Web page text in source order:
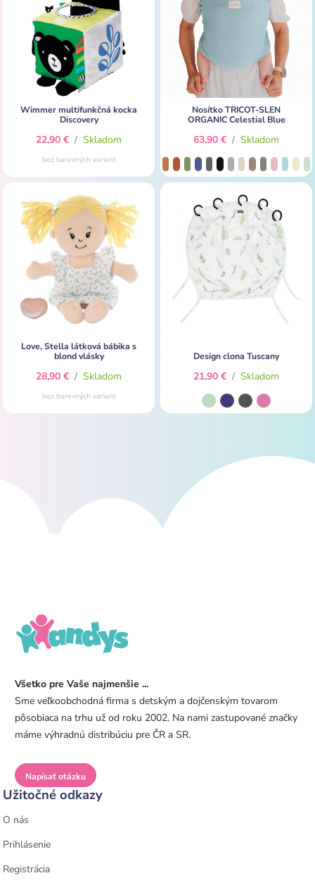
Wimmer multifunkčná kocka
Discovery
22,90 € / Skladom
bez barevných variant
Nosítko TRICOT-SLEN
ORGANIC Celestial Blue
63,90 € / Skladom
Love, Stella látková bábika s
blond vlásky
28,90 € / Skladom
bez barevných variant
Design clona Tuscany
21,90 € / Skladom
Všetko pre Vaše najmenšie ...
Sme veľkoobchodná firma s detským a dojčenským tovarom
pôsobiaca na trhu už od roku 2002. Na nami zastupované značky
máme výhradnú distribúciu pre ČR a SR.
Napísať otázku
Užitočné odkazy
O nás
Prihlásenie
Registrácia